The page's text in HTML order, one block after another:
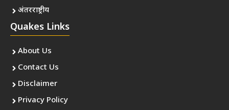
अंतरराष्ट्रीय
Quakes Links
About Us
Contact Us
Disclaimer
Privacy Policy